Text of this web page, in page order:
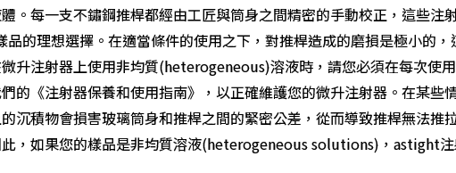
。每一支不鏽鋼推桿都經由工匠與筒身之間精密的手動校正，這些注
的理想選擇。在適當條件的使用之下，對推桿造成的磨損是極小的
升注射器上使用非均質(heterogeneous)溶液時，請您必須在每次使
的《注射器保養和使用指南》，以正確維護您的微升注射器。在某些
沉積物會損害玻璃筒身和推桿之間的緊密公差，從而導致推桿無法推
，如果您的樣品是非均質溶液(heterogeneous solutions)，astight注